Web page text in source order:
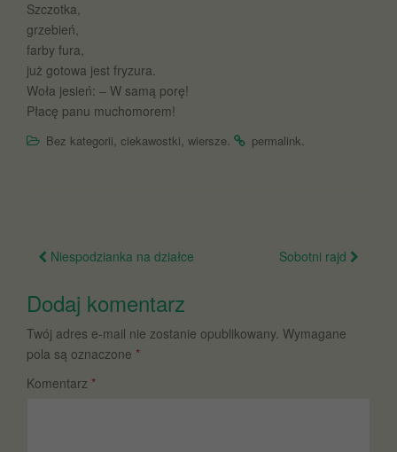
Szczotka,
grzebień,
farby fura,
już gotowa jest fryzura.
Woła jesień: – W samą porę!
Płacę panu muchomorem!
Bez kategorii ciekawostki wiersze permalink
Nawigacja
wpisie
Niespodzianka na działce Sobotni rajd
Dodaj komentarz
Twój adres e-mail nie zostanie opublikowany. Wymagane
pola są oznaczone *
Komentarz *